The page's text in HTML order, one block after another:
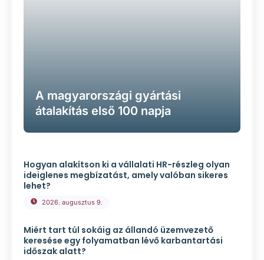
A magyarországi gyártási
átalakítás első 100 napja
Hogyan alakítson ki a vállalati HR-részleg olyan
ideiglenes megbízatást, amely valóban sikeres
lehet?
2026. augusztus 9.
Miért tart túl sokáig az állandó üzemvezető
keresése egy folyamatban lévő karbantartási
időszak alatt?